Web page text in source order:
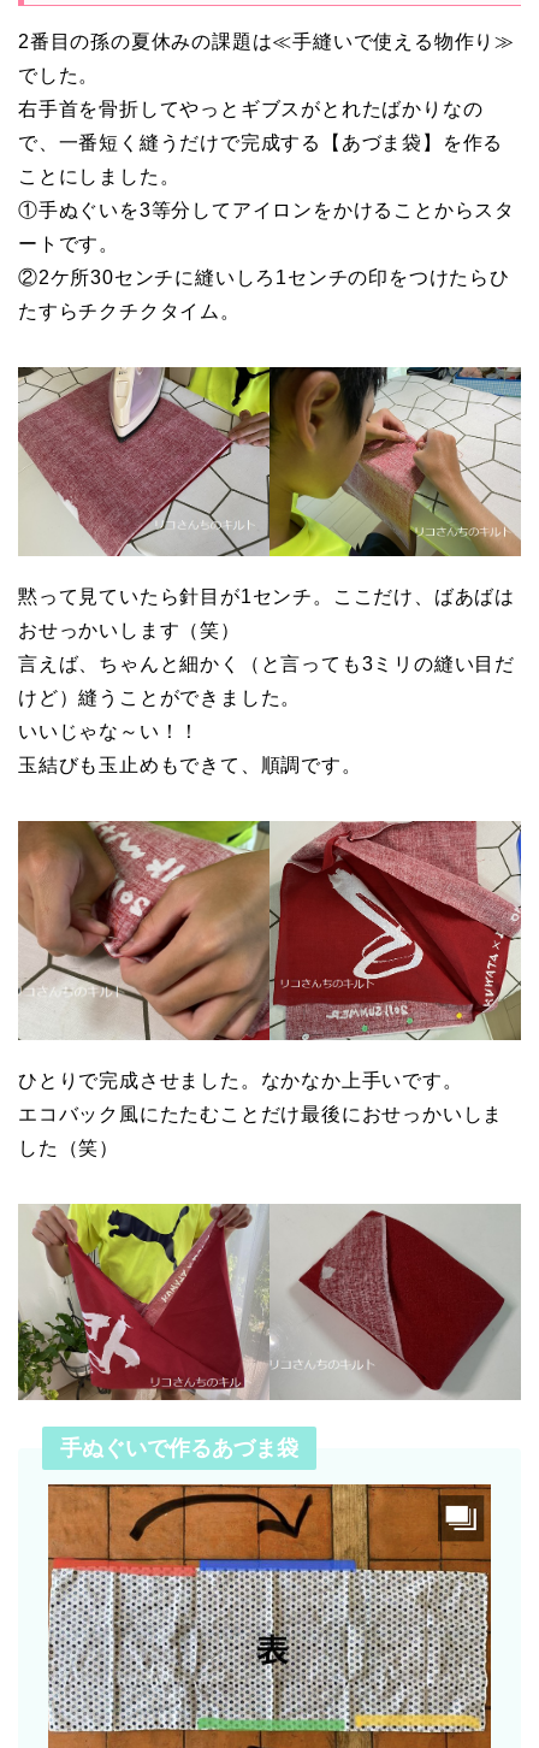
2番目の孫の夏休みの課題は≪手縫いで使える物作り≫
でした。
右手首を骨折してやっとギブスがとれたばかりなの
で、一番短く縫うだけで完成する【あづま袋】を作る
ことにしました。
①手ぬぐいを3等分してアイロンをかけることからスタ
ートです。
②2ケ所30センチに縫いしろ1センチの印をつけたらひ
たすらチクチクタイム。
黙って見ていたら針目が1センチ。ここだけ、ばあばは
おせっかいします（笑）
言えば、ちゃんと細かく（と言っても3ミリの縫い目だ
けど）縫うことができました。
いいじゃな～い！！
玉結びも玉止めもできて、順調です。
ひとりで完成させました。なかなか上手いです。
エコバック風にたたむことだけ最後におせっかいしま
した（笑）
手ぬぐいで作るあづま袋